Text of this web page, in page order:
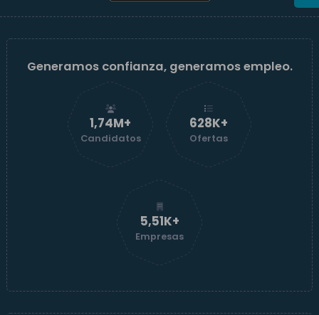
Generamos confianza, generamos empleo.
1,74M+
Candidatos
629K+
Ofertas
5,51K+
Empresas